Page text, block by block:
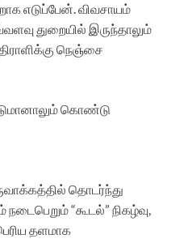
எடுப்பேன். விவசாயம்
துறையில் இருந்தாலும்
நெஞ்சை
கொண்டு
தொடர்ந்து
“கூடல்” நிகழ்வு,
தளமாக